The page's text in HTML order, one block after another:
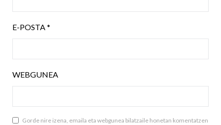
E-POSTA*
WEBGUNEA
Gorde nire izena, emaila eta webgunea bilatzaile honetan komentatzen